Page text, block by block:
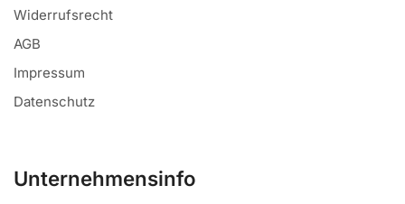
Widerrufsrecht
AGB
Impressum
Datenschutz
Unternehmensinfo